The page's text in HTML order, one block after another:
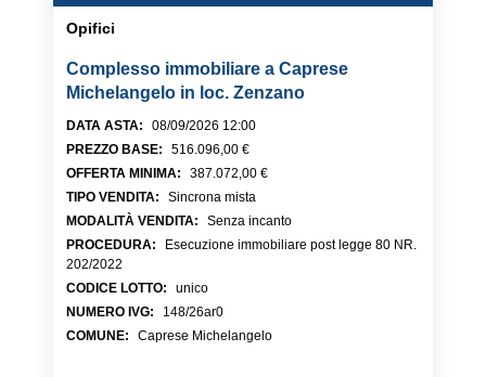
Opifici
Complesso immobiliare a Caprese
Michelangelo in loc. Zenzano
DATA ASTA:
08/09/2026 12:00
PREZZO BASE:
516.096,00 €
OFFERTA MINIMA:
387.072,00 €
TIPO VENDITA:
Sincrona mista
MODALITÀ VENDITA:
Senza incanto
PROCEDURA:
Esecuzione immobiliare post legge 80 NR.
202/2022
CODICE LOTTO:
unico
NUMERO IVG:
148/26ar0
COMUNE: Caprese Michelangelo